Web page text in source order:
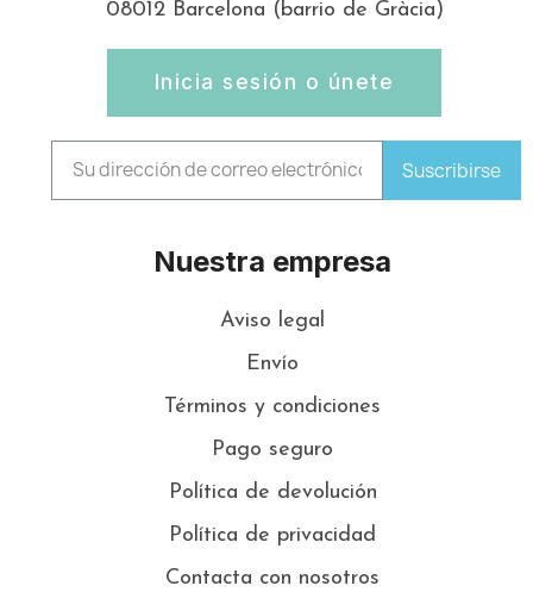
08012 Barcelona (barrio de Gràcia)
Inicia sesión o únete
Suscribirse
Nuestra empresa
Aviso legal
Envío
Términos y condiciones
Pago seguro
Política de devolución
Política de privacidad
Contacta con nosotros